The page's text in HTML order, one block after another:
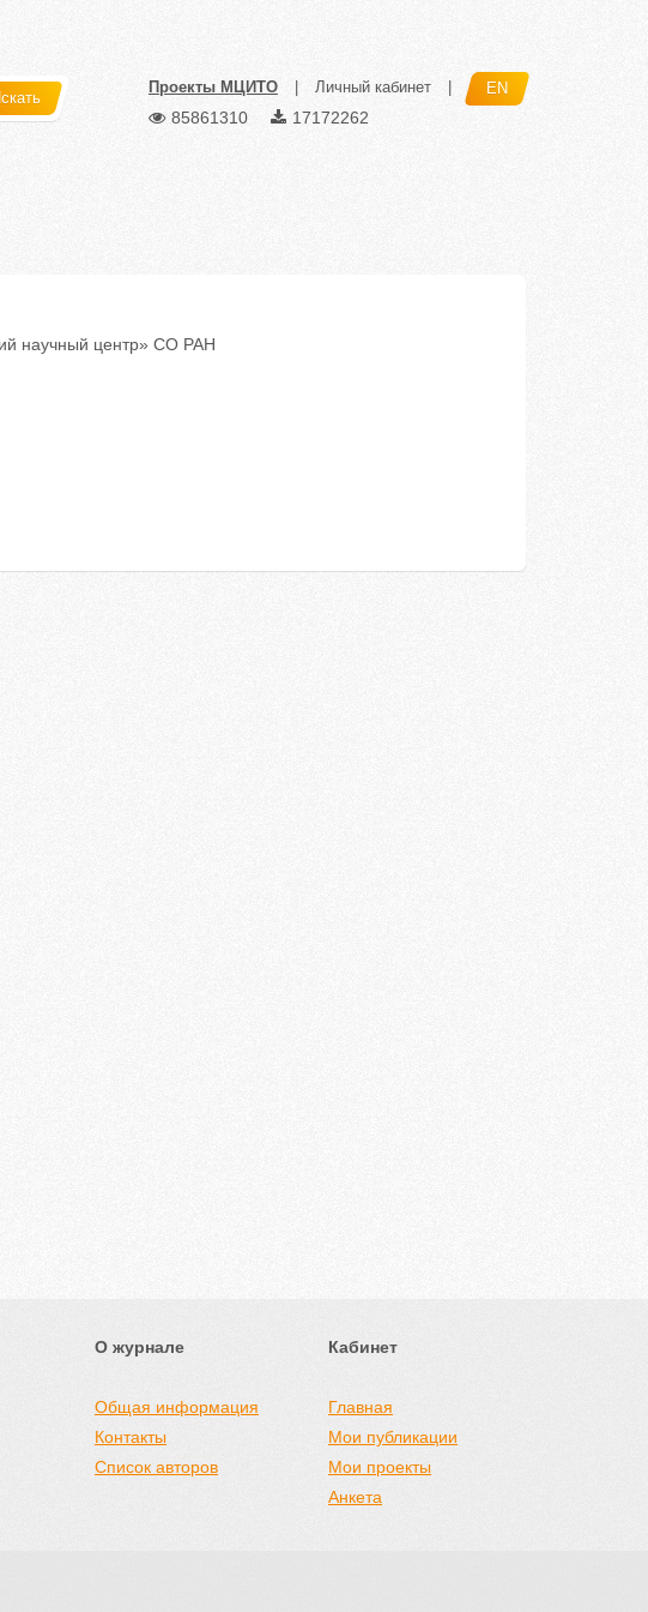
Проекты МЦИТО Личный кабинет EN
85861310 17172262
научный центр» СО РАН
О журнале
Общая информация
Контакты
Список авторов
Кабинет
Главная
Мои публикации
Мои проекты
Анкета